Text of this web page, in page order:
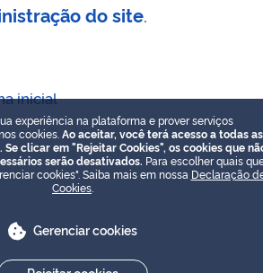
do site.
inicial
experiência na plataforma e prover serviços
cookies. Ao aceitar, você terá acesso a todas as
clicar em "Rejeitar Cookies", os cookies que
serão desativados. Para escolher quais
cookies". Saiba mais em nossa Declaração
Cookies
Gerenciar cookies